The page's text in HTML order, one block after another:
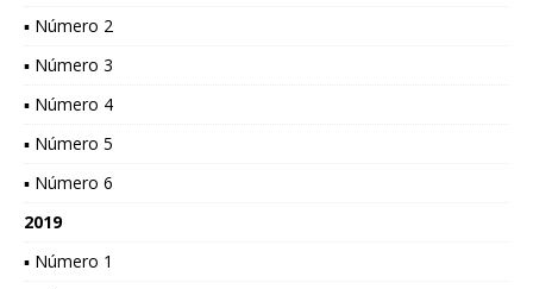
▪ Número 2
▪ Número 3
▪ Número 4
▪ Número 5
▪ Número 6
2019
▪ Número 1